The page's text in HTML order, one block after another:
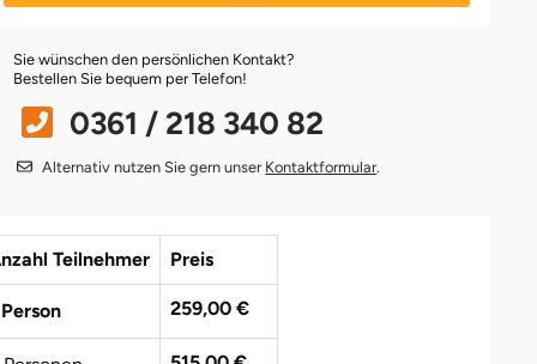
Sie wünschen den persönlichen Kontakt?
Bestellen Sie bequem per Telefon!
0361 / 218 340 82
Alternativ nutzen Sie gern unser Kontaktformular.
Teilnehmer Preis
259,00 €